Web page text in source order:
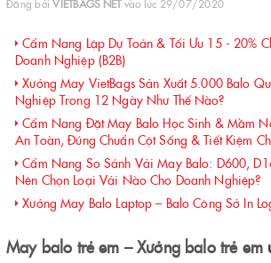
Đăng bởiVIETBAGS NETvào lúc 29/07/2020
Cẩm Nang Lập Dự Toán & Tối Ưu 15 - 20%
Doanh Nghiệp (B2B)
Xưởng May VietBags Sản Xuất 5.000 Balo
Nghiệp Trong 12 Ngày Như Thế Nào?
Cẩm Nang Đặt May Balo Học Sinh & Mầm
An Toàn, Đúng Chuẩn Cột Sống & Tiết Kiệm
Cẩm Nang So Sánh Vải May Balo: D600,
Nên Chọn Loại Vải Nào Cho Doanh Nghiệp?
Xưởng May Balo Laptop – Balo Công Sở In
May balo trẻ em –Xưởng balo trẻ em